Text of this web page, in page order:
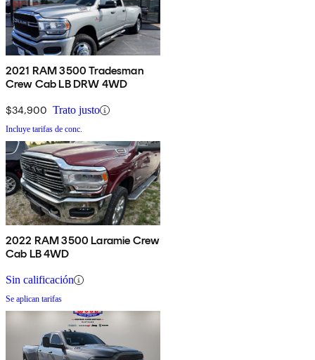
2021 RAM 3500 Tradesman
Crew Cab LB DRW 4WD
$34,900 Trato justo
Incluye tarifas de conc.
2022 RAM 3500 Laramie Crew
Cab LB 4WD
Sin calificación
Se aplican tarifas